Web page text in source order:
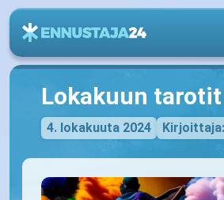
Lokakuun tarotit
4. lokakuuta 2024